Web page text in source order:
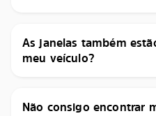
As janelas também
meu veículo?
Não consigo encontrar